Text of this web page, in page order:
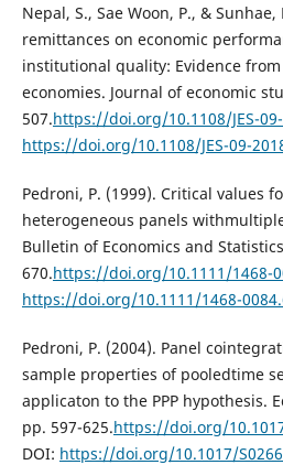
Nepal, S., Sae Woon, P., &
remittances on economic
institutional quality: Evidence
economies. Journal of economic
507.https://doi.org/10.1108/JES-
https://doi.org/10.1108/JES-09-
Pedroni, P. (1999). Critical values
heterogeneous panels
Bulletin of Economics and
670.https://doi.org/10.1111/1468-
https://doi.org/10.1111/1468-
Pedroni, P. (2004). Panel
sample properties of pooledtime
applicaton to the PPP hypothesis.
pp. 597-625.https://doi.org/
DOI: https://doi.org/10.1017/